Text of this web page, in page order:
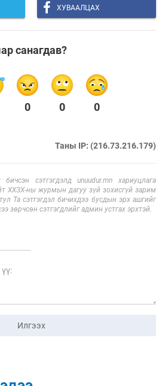
ХУВААЛЦАХ
санагдав?
0 0 0
Таны IP: (216.73.216.179)
сэтгэгдэлд unuudur.mn хариуцлага
ХХЗХ-ны журмын дагуу зүй зохисгүй зарим
Та сэтгэгдэл бичихдээ бусдын эрх ашгийг
зөрчсөн сэтгэгдлийг админ устгах эрхтэй.
Илгээх